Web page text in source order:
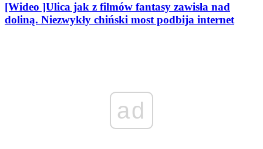
[Wideo ]Ulica jak z filmów fantasy zawisła nad
doliną. Niezwykły chiński most podbija internet
ad